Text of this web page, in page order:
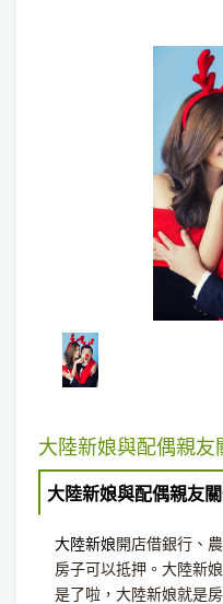
大陸新娘與配偶親友
大陸新娘與配偶親友
大陸新娘開店借銀行、
房子可以抵押。大陸新
是了啦，大陸新娘就是